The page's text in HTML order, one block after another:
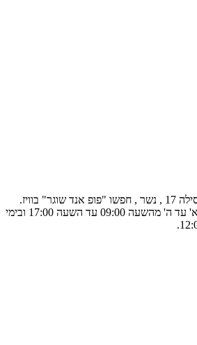
אולם התצוגה בכתובת המסילה 17 , נשר , חפשו "פופ אנד שוגר" בוויז.
שעות הפעילות הם בימים א' עד ה' מהשעה 09:00 עד השעה 17:00 ובימי